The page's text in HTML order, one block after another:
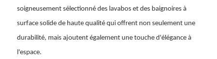
soigneusement sélectionné des lavabos et des baignoires à
surface solide de haute qualité qui offrent non seulement une
durabilité, mais ajoutent également une touche d'élégance à
l'espace.